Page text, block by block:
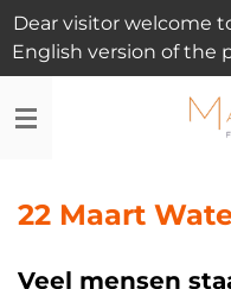
Ga
direct
naar
de
Dear visitor welcome
English version of the
22 Maart
Veel mensen